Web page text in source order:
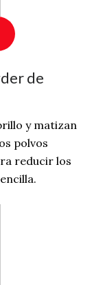
de
y matizan
polvos
reducir los